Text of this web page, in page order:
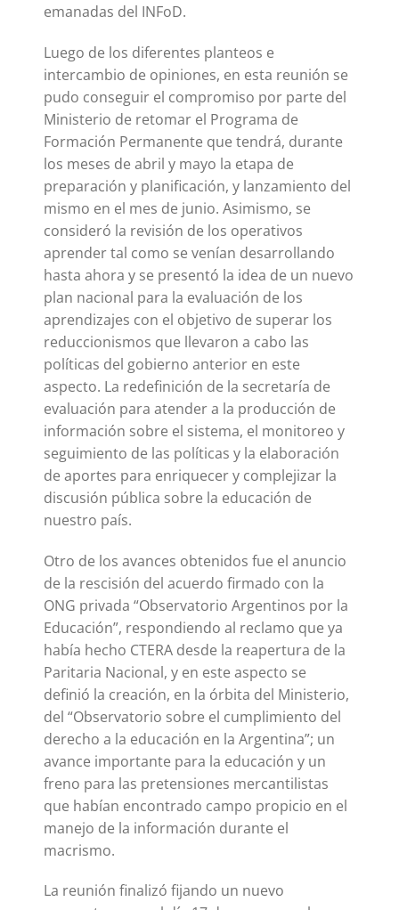
emanadas del INFoD.
Luego de los diferentes planteos e
intercambio de opiniones, en esta reunión se
pudo conseguir el compromiso por parte del
Ministerio de retomar el Programa de
Formación Permanente que tendrá, durante
los meses de abril y mayo la etapa de
preparación y planificación, y lanzamiento del
mismo en el mes de junio. Asimismo, se
consideró la revisión de los operativos
aprender tal como se venían desarrollando
hasta ahora y se presentó la idea de un nuevo
plan nacional para la evaluación de los
aprendizajes con el objetivo de superar los
reduccionismos que llevaron a cabo las
políticas del gobierno anterior en este
aspecto. La redefinición de la secretaría de
evaluación para atender a la producción de
información sobre el sistema, el monitoreo y
seguimiento de las políticas y la elaboración
de aportes para enriquecer y complejizar la
discusión pública sobre la educación de
nuestro país.
Otro de los avances obtenidos fue el anuncio
de la rescisión del acuerdo firmado con la
ONG privada “Observatorio Argentinos por la
Educación”, respondiendo al reclamo que ya
había hecho CTERA desde la reapertura de la
Paritaria Nacional, y en este aspecto se
definió la creación, en la órbita del Ministerio,
del “Observatorio sobre el cumplimiento del
derecho a la educación en la Argentina”; un
avance importante para la educación y un
freno para las pretensiones mercantilistas
que habían encontrado campo propicio en el
manejo de la información durante el
macrismo.
La reunión finalizó fijando un nuevo